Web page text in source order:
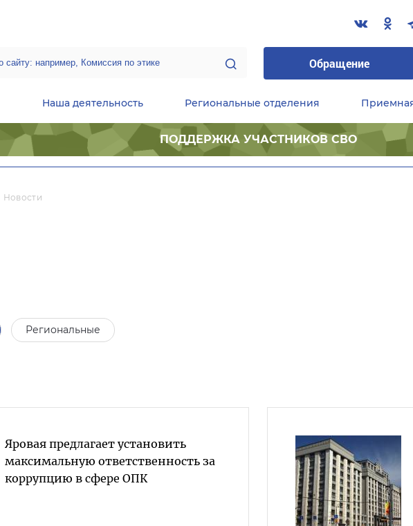
Обращение
Наша деятельность Региональные отделения
ПОДДЕРЖКА УЧАСТНИКОВ СВО
Новости
Региональные
Яровая предлагает установить
максимальную ответственность за
коррупцию в сфере ОПК